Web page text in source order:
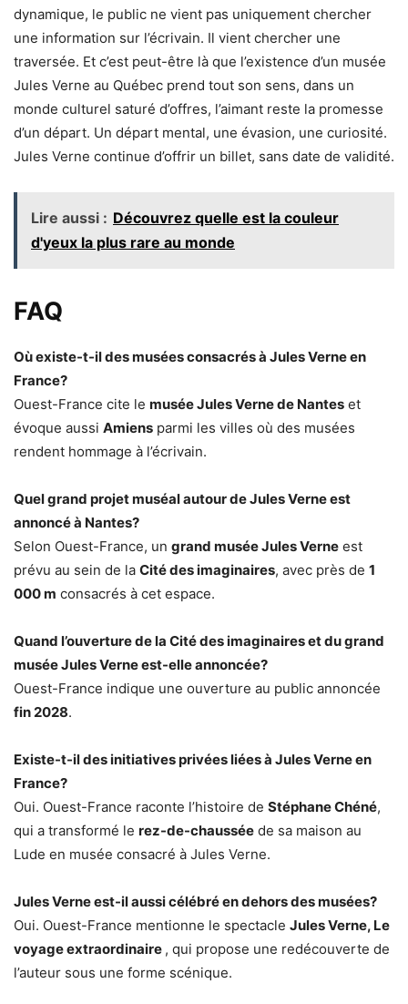
dynamique, le public ne vient pas uniquement chercher
une information sur l’écrivain. Il vient chercher une
traversée. Et c’est peut-être là que l’existence d’un musée
Jules Verne au Québec prend tout son sens, dans un
monde culturel saturé d’offres, l’aimant reste la promesse
d’un départ. Un départ mental, une évasion, une curiosité.
Jules Verne continue d’offrir un billet, sans date de validité.
Lire aussi : Découvrez quelle est la couleur
d'yeux la plus rare au monde
FAQ
Où existe-t-il des musées consacrés à Jules Verne en
France?
Ouest-France cite le musée Jules Verne de Nantes et
évoque aussi Amiens parmi les villes où des musées
rendent hommage à l’écrivain.
Quel grand projet muséal autour de Jules Verne est
annoncé à Nantes?
Selon Ouest-France, un grand musée Jules Verne est
prévu au sein de la Cité des imaginaires, avec près de 1
000 m consacrés à cet espace.
Quand l’ouverture de la Cité des imaginaires et du grand
musée Jules Verne est-elle annoncée?
Ouest-France indique une ouverture au public annoncée
fin 2028.
Existe-t-il des initiatives privées liées à Jules Verne en
France?
Oui. Ouest-France raconte l’histoire de Stéphane Chéné,
qui a transformé le rez-de-chaussée de sa maison au
Lude en musée consacré à Jules Verne.
Jules Verne est-il aussi célébré en dehors des musées?
Oui. Ouest-France mentionne le spectacle Jules Verne, Le
voyage extraordinaire , qui propose une redécouverte de
l’auteur sous une forme scénique.